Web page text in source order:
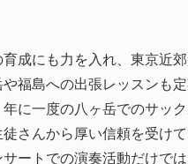
育成にも力を入れ、東京近
福島への出張レッスンも
に一度の八ヶ岳でのサッ
さんから厚い信頼を受けて
ートでの演奏活動だけでは